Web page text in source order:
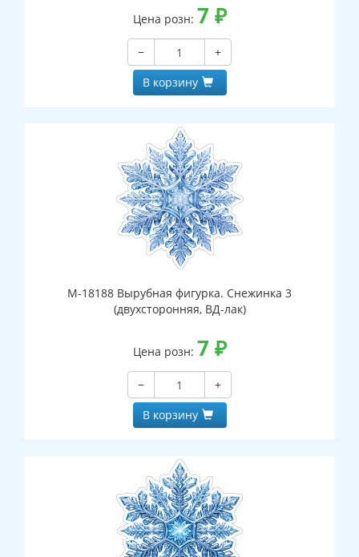
Цена розн: 7 ₽
−
+
В корзину
М-18188 Вырубная фигурка. Снежинка 3
(двухсторонняя, ВД-лак)
Цена розн: 7 ₽
−
+
В корзину